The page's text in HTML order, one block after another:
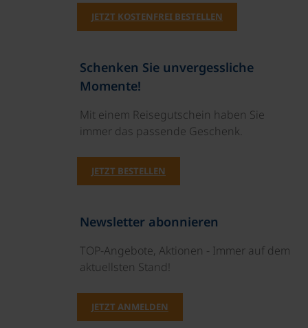
JETZT KOSTENFREI BESTELLEN
Schenken Sie unvergessliche
Momente!
Mit einem Reisegutschein haben Sie
immer das passende Geschenk.
JETZT BESTELLEN
Newsletter abonnieren
TOP-Angebote, Aktionen - Immer auf dem
aktuellsten Stand!
JETZT ANMELDEN